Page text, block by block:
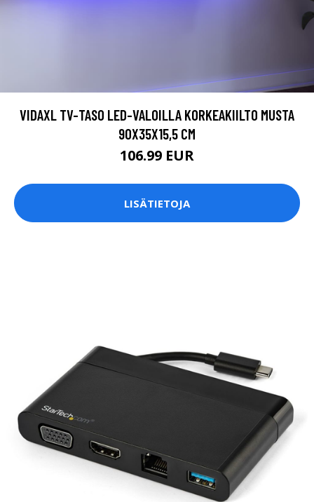
VIDAXL TV-TASO LED-VALOILLA KORKEAKIILTO MUSTA
90X35X15,5 CM
106.99 EUR
LISÄTIETOJA